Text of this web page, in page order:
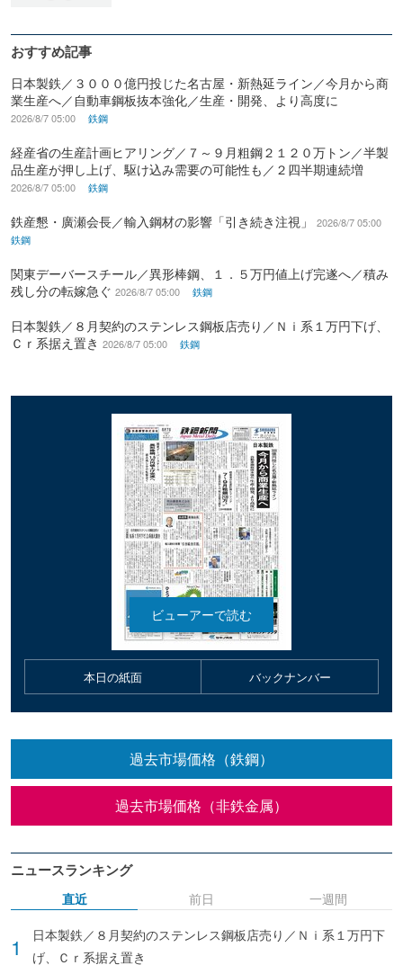
おすすめ記事
日本製鉄／３０００億円投じた名古屋・新熱延ライン／今月から商
業生産へ／自動車鋼板抜本強化／生産・開発、より高度に
2026/8/7 05:00 鉄鋼
経産省の生産計画ヒアリング／７～９月粗鋼２１２０万トン／半製
品生産が押し上げ、駆け込み需要の可能性も／２四半期連続増
2026/8/7 05:00 鉄鋼
鉄産懇・廣瀬会長／輸入鋼材の影響「引き続き注視」
2026/8/7 05:00
鉄鋼
関東デーバースチール／異形棒鋼、１．５万円値上げ完遂へ／積み
残し分の転嫁急ぐ 2026/8/7 05:00 鉄鋼
日本製鉄／８月契約のステンレス鋼板店売り／Ｎｉ系１万円下げ、
Ｃｒ系据え置き 2026/8/7 05:00 鉄鋼
本日の紙面 バックナンバー
過去市場価格（鉄鋼）
過去市場価格（非鉄金属）
ニュースランキング
直近
日本製鉄／８月契約のステンレス鋼板店売り／Ｎｉ系１万円下
げ、Ｃｒ系据え置き
前日 一週間